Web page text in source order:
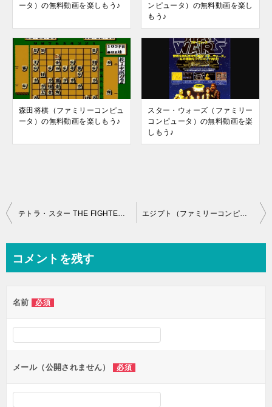
ータ）の無料動画を楽しもう♪
ンピュータ）の無料動画を楽し
もう♪
森田将棋（ファミリーコンピュ
ータ）の無料動画を楽しもう♪
スター・ウォーズ（ファミリー
コンピュータ）の無料動画を楽
しもう♪
投
ビ
ー
シ
ョ
ン
コメントを残す
名前 必須
メール（公開されません） 必須